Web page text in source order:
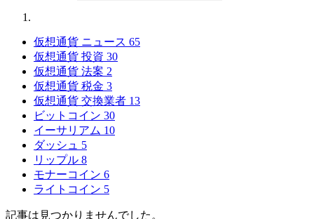
仮想通貨 ニュース 65
仮想通貨 投資 30
仮想通貨 法案 2
仮想通貨 税金 3
仮想通貨 交換業者 13
ビットコイン 30
イーサリアム 10
ダッシュ 5
リップル 8
モナーコイン 6
ライトコイン 5
記事は見つかりませんでした。